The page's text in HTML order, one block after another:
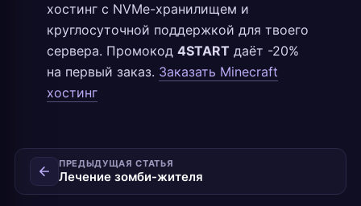
хостинг с NVMe-хранилищем и
круглосуточной поддержкой для твоего
сервера. Промокод 4START даёт -20%
на первый заказ. Заказать Minecraft
хостинг
ПРЕДЫДУЩАЯ СТАТЬЯ
Лечение зомби-жителя